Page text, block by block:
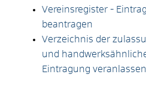
Vereinsregister -
beantragen
Verzeichnis der
und
Eintragung veranlassen